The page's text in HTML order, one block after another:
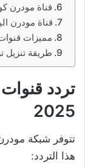
قناة مودرن
قناة مودرن
مميزات
طريقة تنزيل
تردد
2025
تتوفر شبكة
هذا التردد: